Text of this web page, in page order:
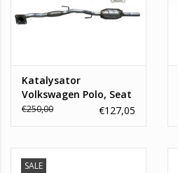
Katalysator
Volkswagen Polo, Seat
Ibiza, Skoda Fabia 1.4
€250,00 €127,05
SALE